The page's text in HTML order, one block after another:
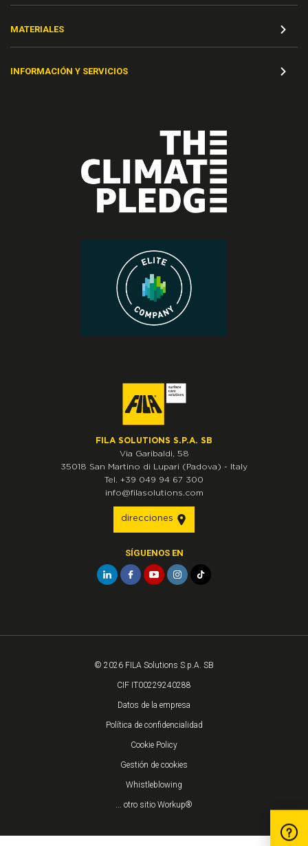
MATERIALES
INFORMACIÓN Y SERVICIOS
FILA SOLUTIONS S.P.A. SB
Via Garibaldi, 58
35018 San Martino di Lupari (Padova) - Italy
Tel. +39 049 94 67 300
info@filasolutions.com
direcciones
SÍGUENOS EN
© 2026 FILA Solutions S.p.A. SB
CIF IT00229240288
Datos de la empresa
Política de confidencialidad
Cookie Policy
Gestión de cookies
Whistleblowing
... otro sitio Workup®